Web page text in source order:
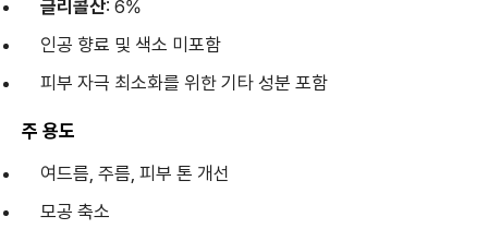
글리콜산: 6%
인공 향료 및 색소 미포함
피부 자극 최소화를 위한 기타 성분 포함
주 용도
여드름, 주름, 피부 톤 개선
모공 축소